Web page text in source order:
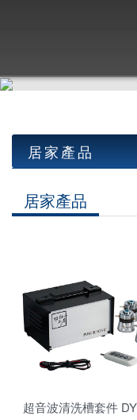
居家產品
油水分離機
泵浦式系列
皮帶式系列
交流低壓系列
交流高壓系列
直流系列
超音波清洗機
桌上型
落地型
超音波熔接代
單點熔接
金屬埋植咬合
SEIKO運動器
居家產品
居家系列
DIY系列
分離式脫菜機
商用系列
霧化器
購物袋
居家產品
超音波清洗槽套件